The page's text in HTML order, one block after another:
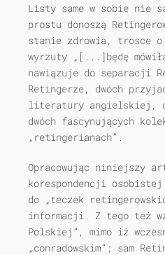
Listy same w sobie nie
prostu donoszą
stanie zdrowia, trosce o
wyrzuty „[...]będę
nawiązuje do separacji
Retingerze, dwóch
literatury angielskiej,
dwóch fascynujących
„retingerianach”.
Opracowując niniejszy
korespondencji
do „teczek
informacji. Z tego też
Polskiej”, mimo iż
„conradowskim”; sam